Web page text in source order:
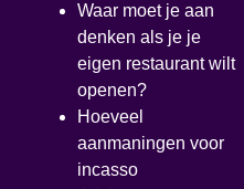
Waar moet je aan
denken als je je
eigen restaurant wilt
openen?
Hoeveel
aanmaningen voor
incasso